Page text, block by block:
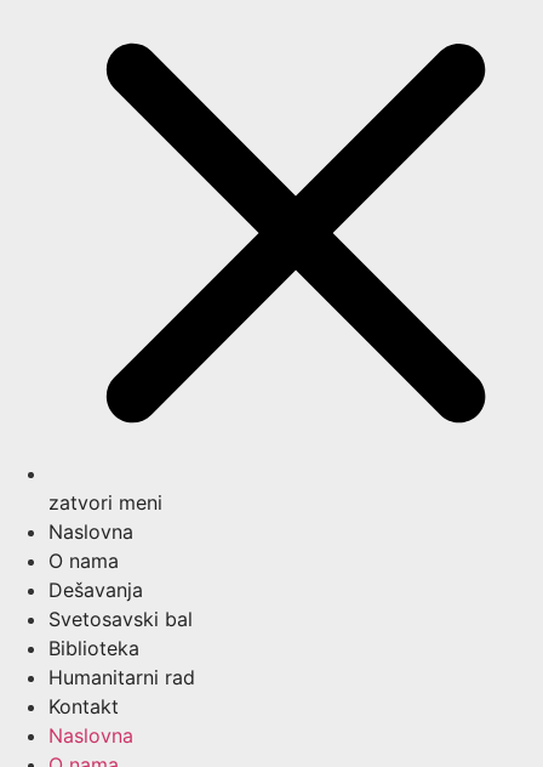
zatvori meni
Naslovna
O nama
Dešavanja
Svetosavski bal
Biblioteka
Humanitarni rad
Kontakt
Naslovna